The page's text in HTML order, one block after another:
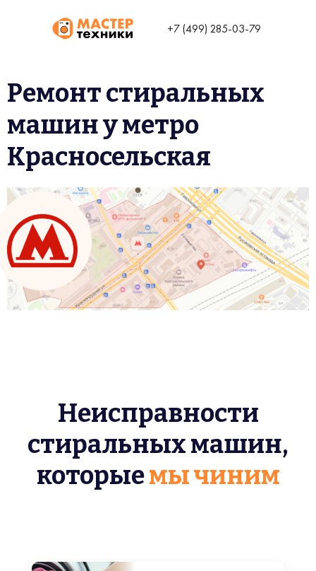
+7 (499) 285-03-79
Ремонт стиральных
машин у метро
Красносельская
Неисправности
стиральных машин,
которыемы чиним